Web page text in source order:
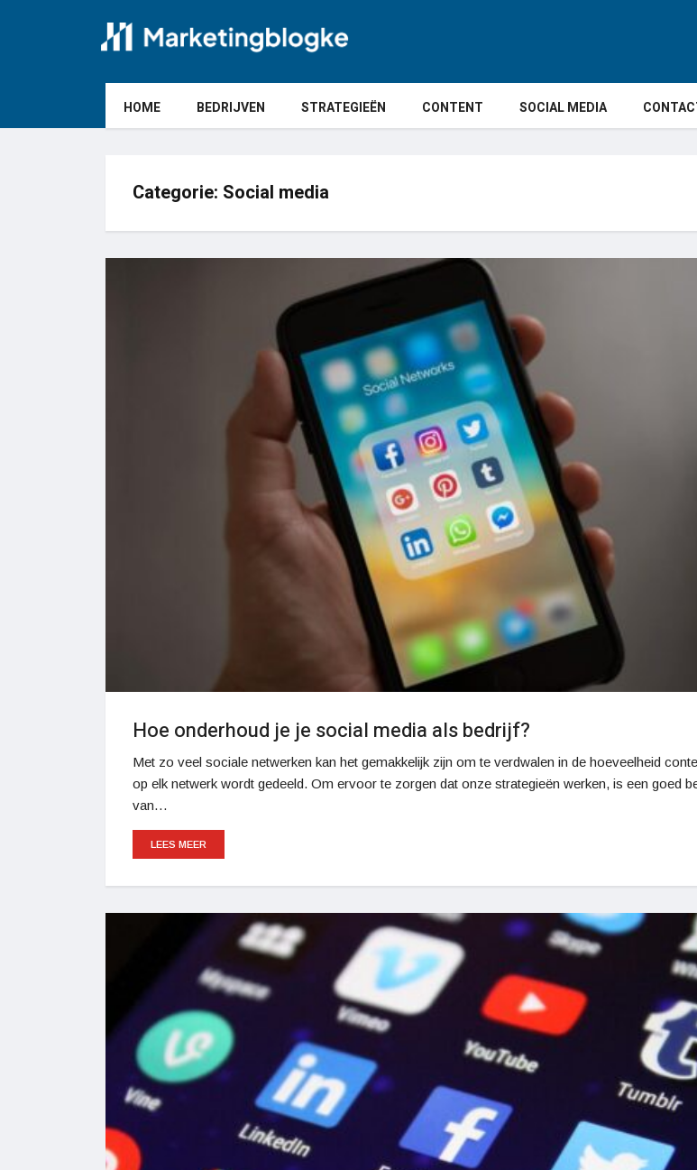
HOME BEDRIJVEN STRATEGIEËN CONTENT SOCIAL MEDIA
Categorie: Social media
Hoe onderhoud je je social media als bedrijf?
Met zo veel sociale netwerken kan het gemakkelijk zijn om te verdwalen in de hoeveelheid
op elk netwerk wordt gedeeld. Om ervoor te zorgen dat onze strategieën werken, is een goed
van…
LEES MEER